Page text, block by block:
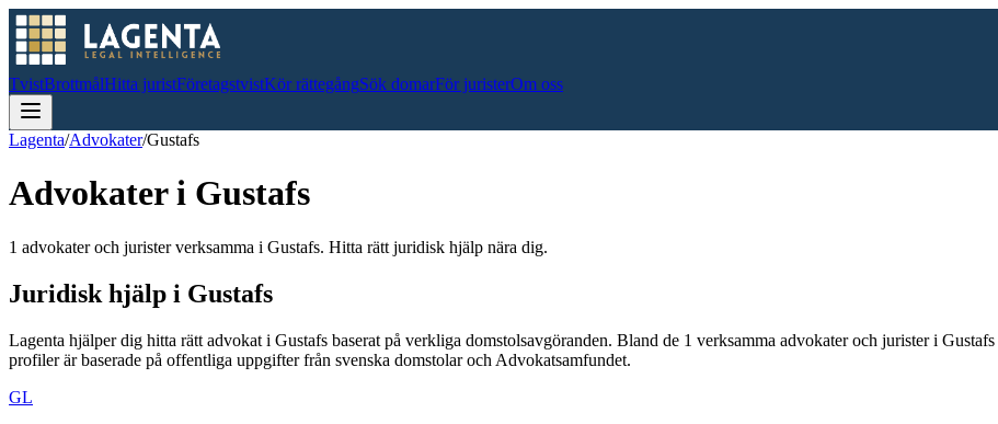
TvistBrottmålHitta juristFöretagstvistKör rättegångSök domarFör juristerOm oss
Lagenta/Advokater/Gustafs
Advokater i Gustafs
1 advokater och jurister verksamma i Gustafs. Hitta rätt juridisk hjälp nära dig.
Juridisk hjälp i Gustafs
Lagenta hjälper dig hitta rätt advokat i Gustafs baserat på verkliga domstolsavgöranden. Bland de 1 verksamma advokater och jurister i Gustafs
profiler är baserade på offentliga uppgifter från svenska domstolar och Advokatsamfundet.
GL